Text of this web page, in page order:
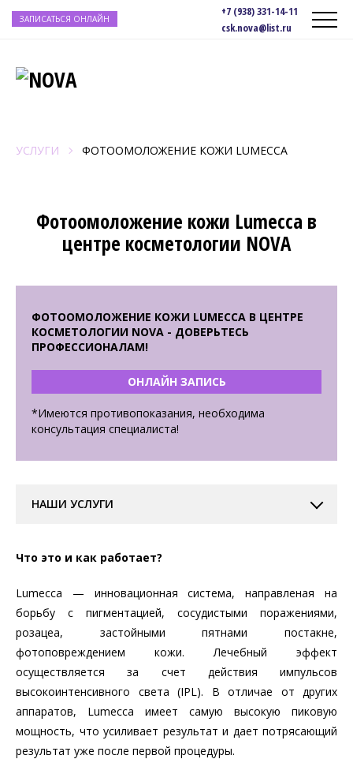
+7 (938) 331-14-11
csk.nova@list.ru
ЗАПИСАТЬСЯ ОНЛАЙН
УСЛУГИ ФОТООМОЛОЖЕНИЕ КОЖИ LUMECCA
Фотоомоложение кожи Lumecca в
центре косметологии NOVA
ФОТООМОЛОЖЕНИЕ КОЖИ LUMECCA В ЦЕНТРЕ
КОСМЕТОЛОГИИ NOVA - ДОВЕРЬТЕСЬ
ПРОФЕССИОНАЛАМ!
ОНЛАЙН ЗАПИСЬ
*Имеются противопоказания, необходима
консультация специалиста!
НАШИ УСЛУГИ
Что это и как работает?
Lumecca — инновационная система, направленая на
борьбу с пигментацией, сосудистыми поражениями,
розацеа, застойными пятнами постакне,
фотоповреждением кожи. Лечебный эффект
осуществляется за счет действия импульсов
высокоинтенсивного света (IPL). В отличае от других
аппаратов, Lumecca имеет самую высокую пиковую
мощность, что усиливает результат и дает потрясающий
результат уже после первой процедуры.